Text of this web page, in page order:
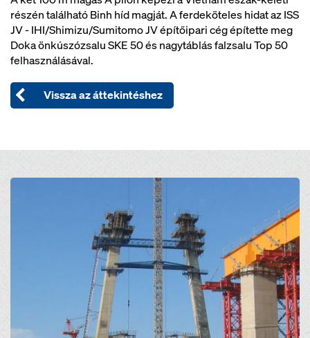
részén található Binh híd magját. A ferdeköteles hidat az ISS
JV - IHI/Shimizu/Sumitomo JV építőipari cég építette meg
Doka önkúszózsalu SKE 50 és nagytáblás falzsalu Top 50
felhasználásával.
Vissza az áttekintéshez
Open